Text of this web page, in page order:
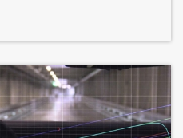
、聊天機器人、電腦視覺
控解決方案，透過頂級硬體
知、智慧服務與智慧交通流
智能服務與智能交通流量
，簡化裝置生命週期管理，
與產品浪費。